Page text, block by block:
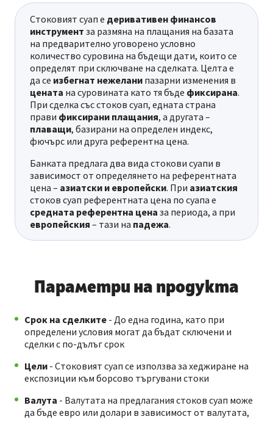
Стоковият суап е деривативен финансов
инструмент за размяна на плащания на базата
на предварително уговорено условно
количество суровина на бъдещи дати, които се
определят при сключване на сделката. Целта е
да се избегнат нежелани пазарни изменения в
цената на суровината като тя бъде фиксирана.
При сделка със стоков суап, едната страна
прави фиксирани плащания, а другата –
плаващи, базирани на определен индекс,
фючърс или друга референтна цена.
Банката предлага два вида стокови суапи в
зависимост от определянето на референтната
цена – азиатски и европейски. При азиатския
стоков суап референтната цена по суапа е
средната референтна цена за периода, а при
европейския – тази на падежа.
Параметри на продукта
Срок на сделките - До една година, като при
определени условия могат да бъдат сключени и
сделки с по-дълъг срок
Цели - Стоковият суап се използва за хеджиране на
експозиции към борсово търгувани стоки
Валута - Валутата на предлагания стоков суап може
да бъде евро или долари в зависимост от валутата,